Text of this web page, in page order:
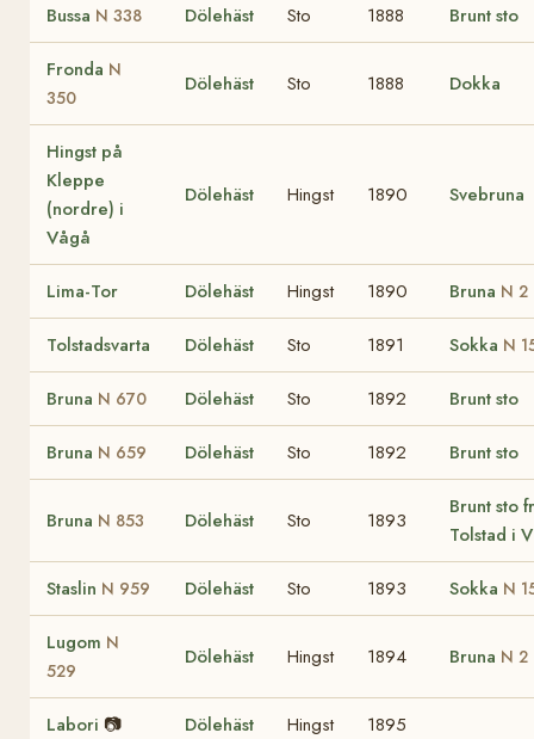
Bussa N 338 Dölehäst Sto 1888 Brunt sto
Fronda N
350
Dölehäst Sto 1888 Dokka
Hingst på
Kleppe
(nordre) i
Vågå
Dölehäst Hingst 1890 Svebruna
Lima-Tor Dölehäst Hingst 1890 Bruna N 2
Tolstadsvarta Dölehäst Sto 1891 Sokka N
Bruna N 670 Dölehäst Sto 1892 Brunt sto
Bruna N 659 Dölehäst Sto 1892 Brunt sto
Bruna N 853 Dölehäst Sto 1893
Brunt sto
Tolstad i
Staslin N 959 Dölehäst Sto 1893 Sokka N
Lugom N
529
Dölehäst Hingst 1894 Bruna N 2
Labori 📷 Dölehäst Hingst 1895